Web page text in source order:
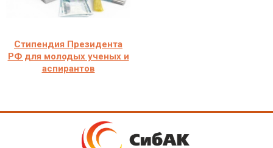
Стипендия Президента
РФ для молодых ученых и
аспирантов